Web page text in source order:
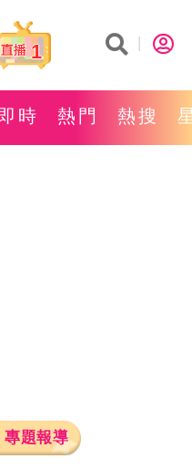
1
時 熱門 熱搜
專題報導